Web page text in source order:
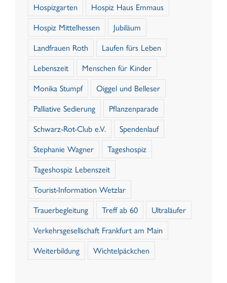
Hospizgarten
Hospiz Haus Emmaus
Hospiz Mittelhessen
Jubiläum
Landfrauen Roth
Laufen fürs Leben
Lebenszeit
Menschen für Kinder
Monika Stumpf
Oiggel und Belleser
Palliative Sedierung
Pflanzenparade
Schwarz-Rot-Club e.V.
Spendenlauf
Stephanie Wagner
Tageshospiz
Tageshospiz Lebenszeit
Tourist-Information Wetzlar
Trauerbegleitung
Treff ab 60
Ultraläufer
Verkehrsgesellschaft Frankfurt am Main
Weiterbildung
Wichtelpäckchen